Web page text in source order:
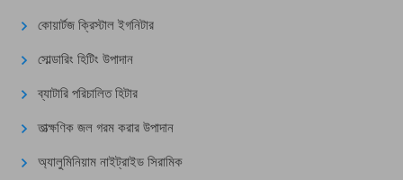
কোয়ার্টজ ক্রিস্টাল ইগনিটার
সোল্ডারিং হিটিং উপাদান
ব্যাটারি পরিচালিত হিটার
তাত্ক্ষণিক জল গরম করার উপাদান
অ্যালুমিনিয়াম নাইট্রাইড সিরামিক